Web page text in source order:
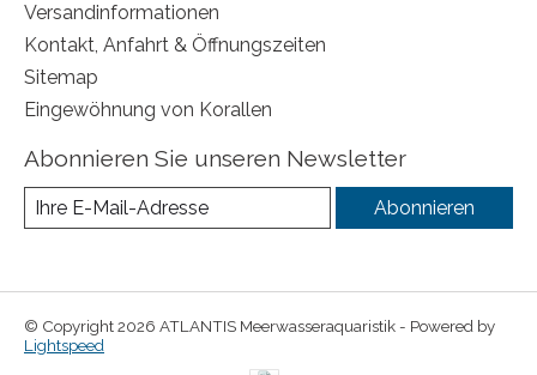
Versandinformationen
Kontakt, Anfahrt & Öffnungszeiten
Sitemap
Eingewöhnung von Korallen
Abonnieren Sie unseren Newsletter
Abonnieren
© Copyright 2026 ATLANTIS Meerwasseraquaristik - Powered by
Lightspeed